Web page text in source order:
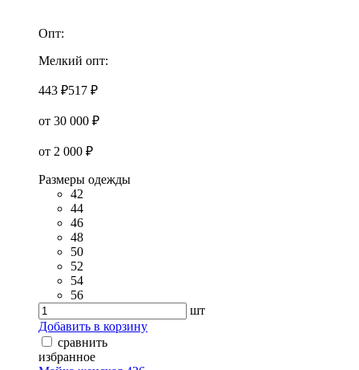
Опт:
Мелкий опт:
443 ₽517 ₽
от 30 000 ₽
от 2 000 ₽
Размеры одежды
42
44
46
48
50
52
54
56
шт
Добавить в корзину
сравнить
избранное